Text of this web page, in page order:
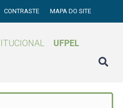
CONTRASTE MAPA DO SITE
UFPEL